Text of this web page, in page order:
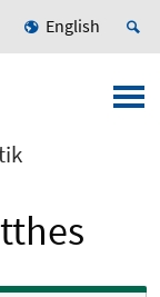
English